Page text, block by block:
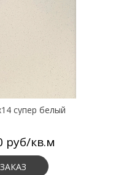
супер белый
руб/кв.м